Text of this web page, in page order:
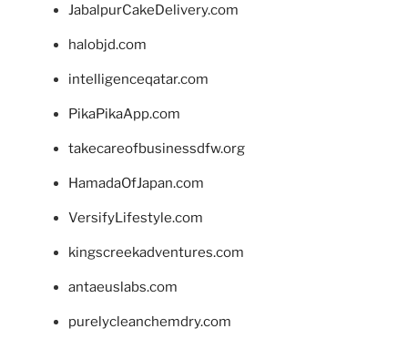
JabalpurCakeDelivery.com
halobjd.com
intelligenceqatar.com
PikaPikaApp.com
takecareofbusinessdfw.org
HamadaOfJapan.com
VersifyLifestyle.com
kingscreekadventures.com
antaeuslabs.com
purelycleanchemdry.com